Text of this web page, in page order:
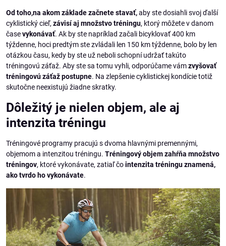
Od toho,na akom základe začnete stavať,aby ste dosiahli svoj ďalší
cyklistický cieľ, závisí aj množstvo tréningu, ktorý môžete v danom
časevykonávať. Ak by ste napríklad začali bicyklovať 400 km
týždenne, hoci predtým ste zvládali len 150 km týždenne, bolo by len
otázkou času, kedy by ste už neboli schopní udržať takúto
tréningovú záťaž. Aby ste sa tomu vyhli, odporúčame vámzvyšovať
tréningovú záťaž postupne. Na zlepšenie cyklistickej kondície totiž
skutočne neexistujú žiadne skratky.
Dôležitý je nielen objem, ale aj
intenzita tréningu
Tréningové programy pracujú s dvoma hlavnými premennými,
objemom a intenzitou tréningu. Tréningový objem zahŕňa množstvo
tréningov, ktoré vykonávate, zatiaľ čointenzita tréningu znamená,
ako tvrdo ho vykonávate.